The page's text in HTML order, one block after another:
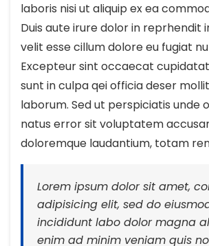
laboris nisi ut aliquip ex ea
Duis aute irure dolor in reprhendit
velit esse cillum dolore eu fugiat
Excepteur sint occaecat
sunt in culpa qei officia deser
laborum. Sed ut perspiciatis unde
natus error sit voluptatem
doloremque laudantium, totam
Lorem ipsum dolor sit amet,
adipisicing elit, sed do
incididunt labo dolor magna
enim ad minim veniam quis